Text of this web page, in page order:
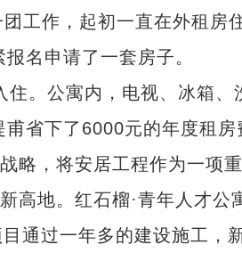
工作，起初一直在外租房
名申请了一套房子。
住。公寓内，电视、冰箱
省下了 6000元的年度租房
略，将安居工程作为一项
高地。红石榴·青年人才公
通过一年多的建设施工，